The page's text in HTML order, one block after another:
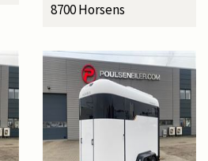
8700 Horsens